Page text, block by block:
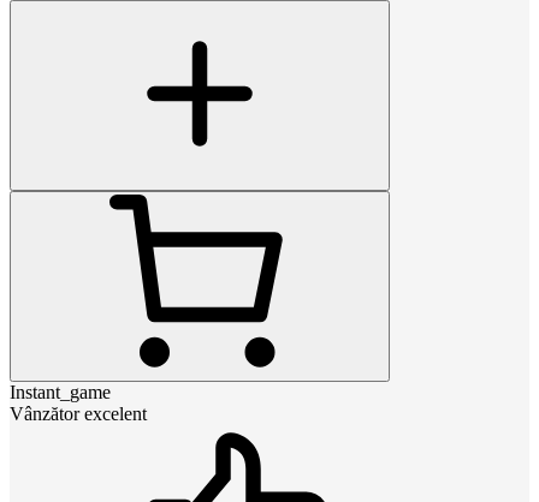
Instant_game
Vânzător excelent